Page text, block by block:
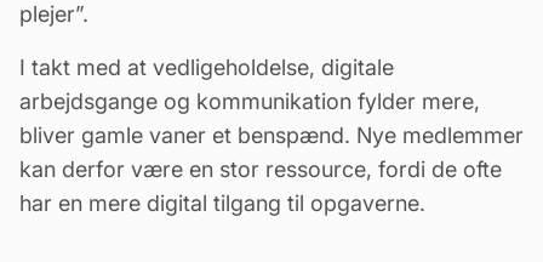
plejer”.
I takt med at vedligeholdelse, digitale
arbejdsgange og kommunikation fylder mere,
bliver gamle vaner et benspænd. Nye medlemmer
kan derfor være en stor ressource, fordi de ofte
har en mere digital tilgang til opgaverne.